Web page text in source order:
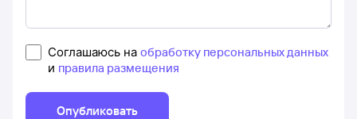
Соглашаюсь на обработку персональных данных
и правила размещения
Опубликовать